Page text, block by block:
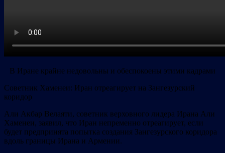
В Иране крайне недовольны и обеспокоены этими кадрами
​​Советник Хаменеи: Иран отреагирует на Зангезурский
коридор
Али Акбар Велаяти, советник верховного лидера Ирана Али
Хаменеи, заявил, что Иран непременно отреагирует, если
будет предпринята попытка создания Зангезурского коридора
вдоль границы Ирана и Армении.